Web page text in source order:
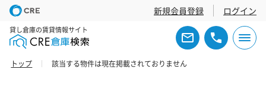
新規会員登録 ログイン
貸し倉庫の賃貸情報サイト
トップ 該当する物件は現在掲載されておりません